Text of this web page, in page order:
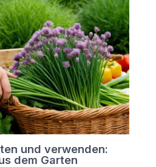
und verwenden:
dem Garten